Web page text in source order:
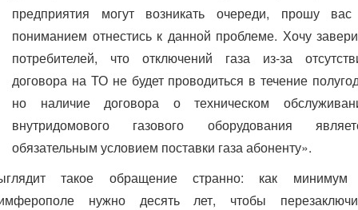
предприятия могут возникать очереди, прошу
пониманием отнестись к данной проблеме. Хочу
потребителей, что отключений газа из-за
договора на ТО не будет проводиться в течение
но наличие договора о техническом
внутридомового газового оборудования
обязательным условием поставки газа абоненту».
такое обращение странно: как
нужно десять лет, чтобы